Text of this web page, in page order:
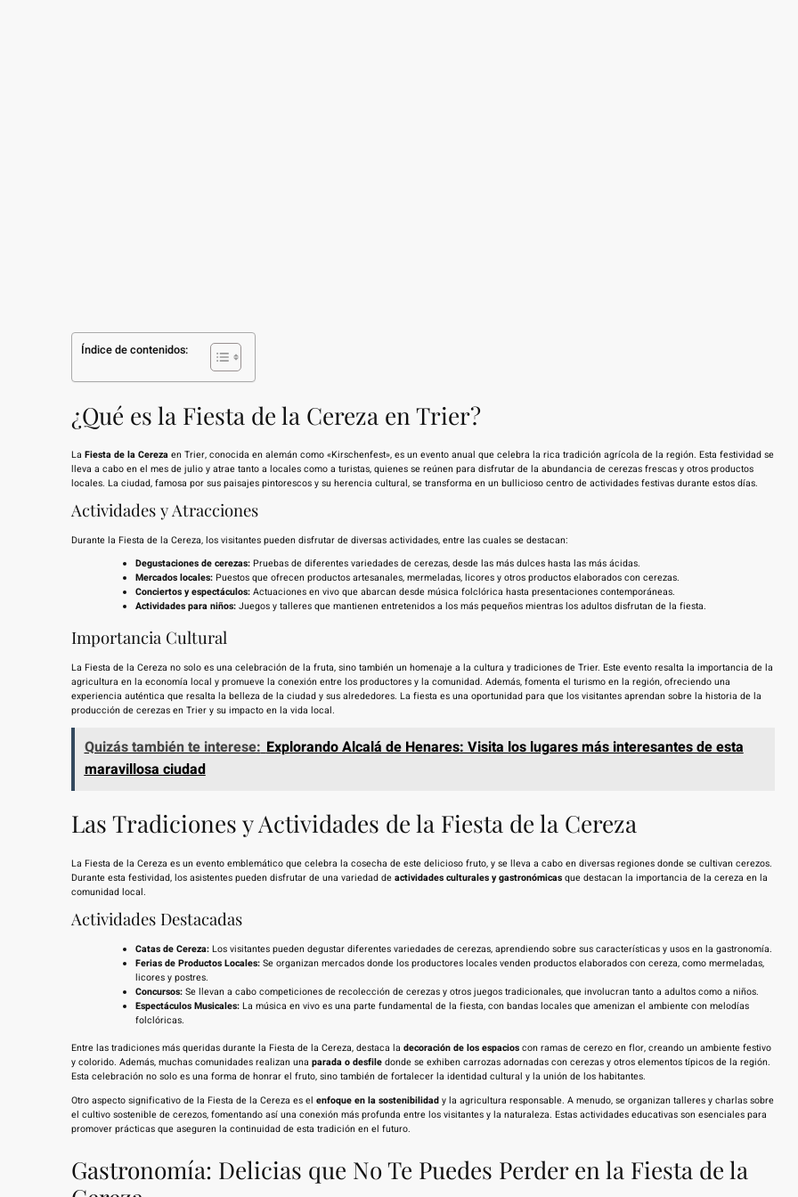
Índice de contenidos:
¿Qué es la Fiesta de la Cereza en Trier?
La Fiesta de la Cereza en Trier, conocida en alemán como «Kirschenfest», es un evento anual que celebra la rica tradición agrícola de la región. Esta festividad se
lleva a cabo en el mes de julio y atrae tanto a locales como a turistas, quienes se reúnen para disfrutar de la abundancia de cerezas frescas y otros productos
locales. La ciudad, famosa por sus paisajes pintorescos y su herencia cultural, se transforma en un bullicioso centro de actividades festivas durante estos días.
Actividades y Atracciones
Durante la Fiesta de la Cereza, los visitantes pueden disfrutar de diversas actividades, entre las cuales se destacan:
Degustaciones de cerezas:Pruebas de diferentes variedades de cerezas, desde las más dulces hasta las más ácidas.
Mercados locales:Puestos que ofrecen productos artesanales, mermeladas, licores y otros productos elaborados con cerezas.
Conciertos y espectáculos:Actuaciones en vivo que abarcan desde música folclórica hasta presentaciones contemporáneas.
Actividades para niños:Juegos y talleres que mantienen entretenidos a los más pequeños mientras los adultos disfrutan de la fiesta.
Importancia Cultural
La Fiesta de la Cereza no solo es una celebración de la fruta, sino también un homenaje a la cultura y tradiciones de Trier. Este evento resalta la importancia de la
agricultura en la economía local y promueve la conexión entre los productores y la comunidad. Además, fomenta el turismo en la región, ofreciendo una
experiencia auténtica que resalta la belleza de la ciudad y sus alrededores. La fiesta es una oportunidad para que los visitantes aprendan sobre la historia de la
producción de cerezas en Trier y su impacto en la vida local.
Quizás también te interese: Explorando Alcalá de Henares: Visita los lugares más interesantes de esta
maravillosa ciudad
Las Tradiciones y Actividades de la Fiesta de la Cereza
La Fiesta de la Cereza es un evento emblemático que celebra la cosecha de este delicioso fruto, y se lleva a cabo en diversas regiones donde se cultivan cerezos.
Durante esta festividad, los asistentes pueden disfrutar de una variedad de actividades culturales y gastronómicas que destacan la importancia de la cereza en la
comunidad local.
Actividades Destacadas
Catas de Cereza:Los visitantes pueden degustar diferentes variedades de cerezas, aprendiendo sobre sus características y usos en la gastronomía.
Ferias de Productos Locales:Se organizan mercados donde los productores locales venden productos elaborados con cereza, como mermeladas,
licores y postres.
Concursos:Se llevan a cabo competiciones de recolección de cerezas y otros juegos tradicionales, que involucran tanto a adultos como a niños.
Espectáculos Musicales:La música en vivo es una parte fundamental de la fiesta, con bandas locales que amenizan el ambiente con melodías
folclóricas.
Entre las tradiciones más queridas durante la Fiesta de la Cereza, destaca la decoración de los espacios con ramas de cerezo en flor, creando un ambiente festivo
y colorido. Además, muchas comunidades realizan una parada o desfile donde se exhiben carrozas adornadas con cerezas y otros elementos típicos de la región.
Esta celebración no solo es una forma de honrar el fruto, sino también de fortalecer la identidad cultural y la unión de los habitantes.
Otro aspecto significativo de la Fiesta de la Cereza es el enfoque en la sostenibilidad y la agricultura responsable. A menudo, se organizan talleres y charlas sobre
el cultivo sostenible de cerezos, fomentando así una conexión más profunda entre los visitantes y la naturaleza. Estas actividades educativas son esenciales para
promover prácticas que aseguren la continuidad de esta tradición en el futuro.
Gastronomía: Delicias que No Te Puedes Perder en la Fiesta de la